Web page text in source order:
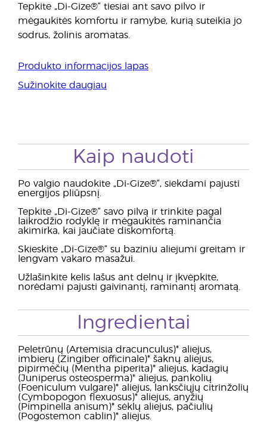
Tepkite „Di-Gize®“ tiesiai ant savo pilvo ir
mėgaukitės komfortu ir ramybe, kurią suteikia jo
sodrus, žolinis aromatas.
Produkto informacijos lapas
Sužinokite daugiau
Kaip naudoti
Po valgio naudokite „Di-Gize®“, siekdami pajusti
energijos pliūpsnį.
Tepkite „Di-Gize®“ savo pilvą ir trinkite pagal
laikrodžio rodyklę ir mėgaukitės raminančia
akimirka, kai jaučiate diskomfortą.
Skieskite „Di-Gize®“ su baziniu aliejumi greitam ir
lengvam vakaro masažui.
Užlašinkite kelis lašus ant delnų ir įkvėpkite,
norėdami pajusti gaivinantį, raminantį aromatą.
Ingredientai
Peletrūnų (Artemisia dracunculus)* aliejus,
imbierų (Zingiber officinale)* šaknų aliejus,
pipirmėčių (Mentha piperita)* aliejus, kadagių
(Juniperus osteosperma)* aliejus, pankolių
(Foeniculum vulgare)* aliejus, lanksčiųjų citrinžolių
(Cymbopogon flexuosus)* aliejus, anyžių
(Pimpinella anisum)* sėklų aliejus, pačiulių
(Pogostemon cablin)* aliejus.